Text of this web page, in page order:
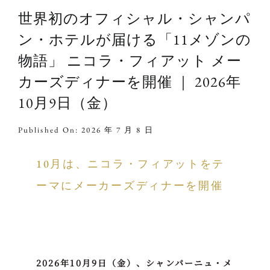
世界初のオフィシャル・シャンパ
ン・ホテルが届ける「11メゾンの
物語」 ニコラ・フィアット メー
カーズディナーを開催 ｜ 2026年
10月9日（金）
Published On: 2026 年 7 月 8 日
10月は、ニコラ・フィアットをテ
ーマにメーカーズディナーを開催
2026年10月9日（金）、シャンパーニュ・メ